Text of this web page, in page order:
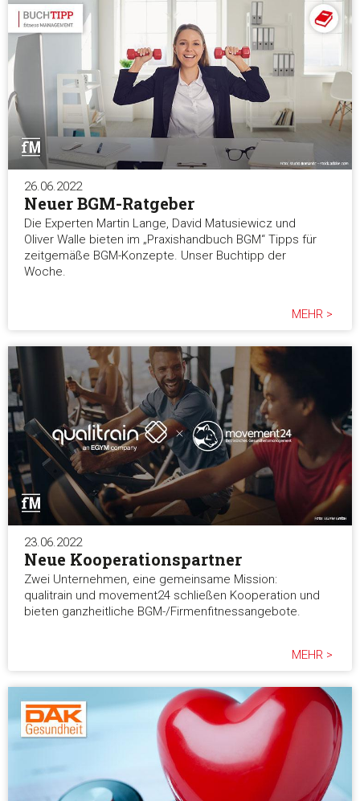
26.06.2022
Neuer BGM-Ratgeber
Die Experten Martin Lange, David Matusiewicz und
Oliver Walle bieten im „Praxishandbuch BGM“ Tipps für
zeitgemäße BGM-Konzepte. Unser Buchtipp der
Woche.
MEHR >
23.06.2022
Neue Kooperationspartner
Zwei Unternehmen, eine gemeinsame Mission:
qualitrain und movement24 schließen Kooperation und
bieten ganzheitliche BGM-/Firmenfitnessangebote.
MEHR >